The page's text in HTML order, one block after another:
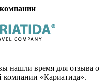
нашли время для отзыва о
компании «Кариатида».